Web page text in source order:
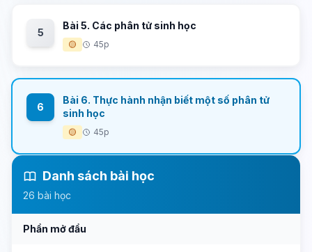
5
Bài 5. Các phân tử sinh học
🟡 45p
6
Bài 6. Thực hành nhận biết một số phân tử
sinh học
🟡 45p
Danh sách bài học
26 bài học
Phần mở đầu